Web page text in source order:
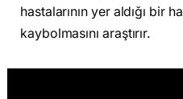
hastalarının yer aldığı bir
kaybolmasını araştırır.